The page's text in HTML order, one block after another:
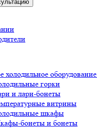
холодильное оборудование
горки
и лари-бонеты
витрины
шкафы
бонеты и бонеты